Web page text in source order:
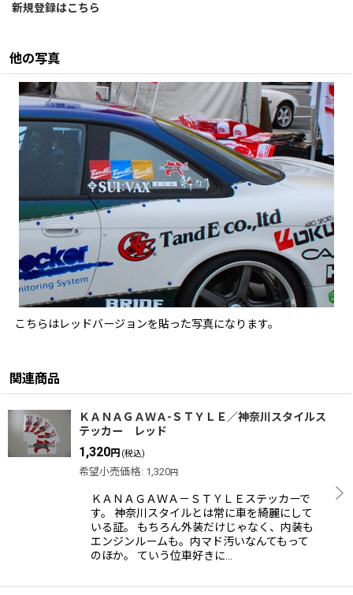
新規登録はこちら
他の写真
こちらはレッドバージョンを貼った写真になります。
関連商品
ＫＡＮＡＧＡＷＡ-ＳＴＹＬＥ／神奈川スタイルス
テッカー レッド
1,320円 (税込)
希望小売価格: 1,320円
ＫＡＮＡＧＡＷＡ－ＳＴＹＬＥステッカーで
す。 神奈川スタイルとは常に車を綺麗にして
いる証。 もちろん外装だけじゃなく、内装も
エンジンルームも。内マド汚いなんてもって
のほか。 ていう位車好きに…